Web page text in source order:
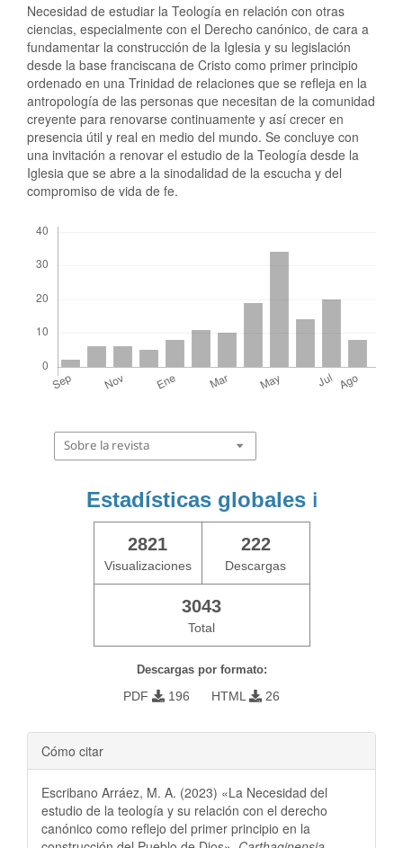
Necesidad de estudiar la Teología en relación con otras
ciencias, especialmente con el Derecho canónico, de cara a
fundamentar la construcción de la Iglesia y su legislación
desde la base franciscana de Cristo como primer principio
ordenado en una Trinidad de relaciones que se refleja en la
antropología de las personas que necesitan de la comunidad
creyente para renovarse continuamente y así crecer en
presencia útil y real en medio del mundo. Se concluye con
una invitación a renovar el estudio de la Teología desde la
Iglesia que se abre a la sinodalidad de la escucha y del
compromiso de vida de fe.
Sobre la revista
Estadísticas globales ℹ️
2821
Visualizaciones
222
Descargas
3043
Total
Descargas por formato:
PDF 196 HTML 26
Cómo citar
Escribano Arráez, M. A. (2023) «La Necesidad del
estudio de la teología y su relación con el derecho
canónico como reflejo del primer principio en la